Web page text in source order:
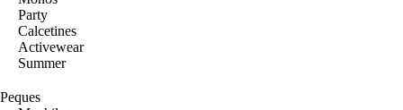
Party
Calcetines
Activewear
Summer
Peques